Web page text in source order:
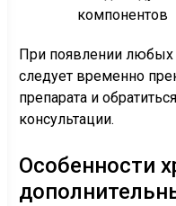
компонентов
При появлении
следует временно
препарата и
консультации.
Особенности